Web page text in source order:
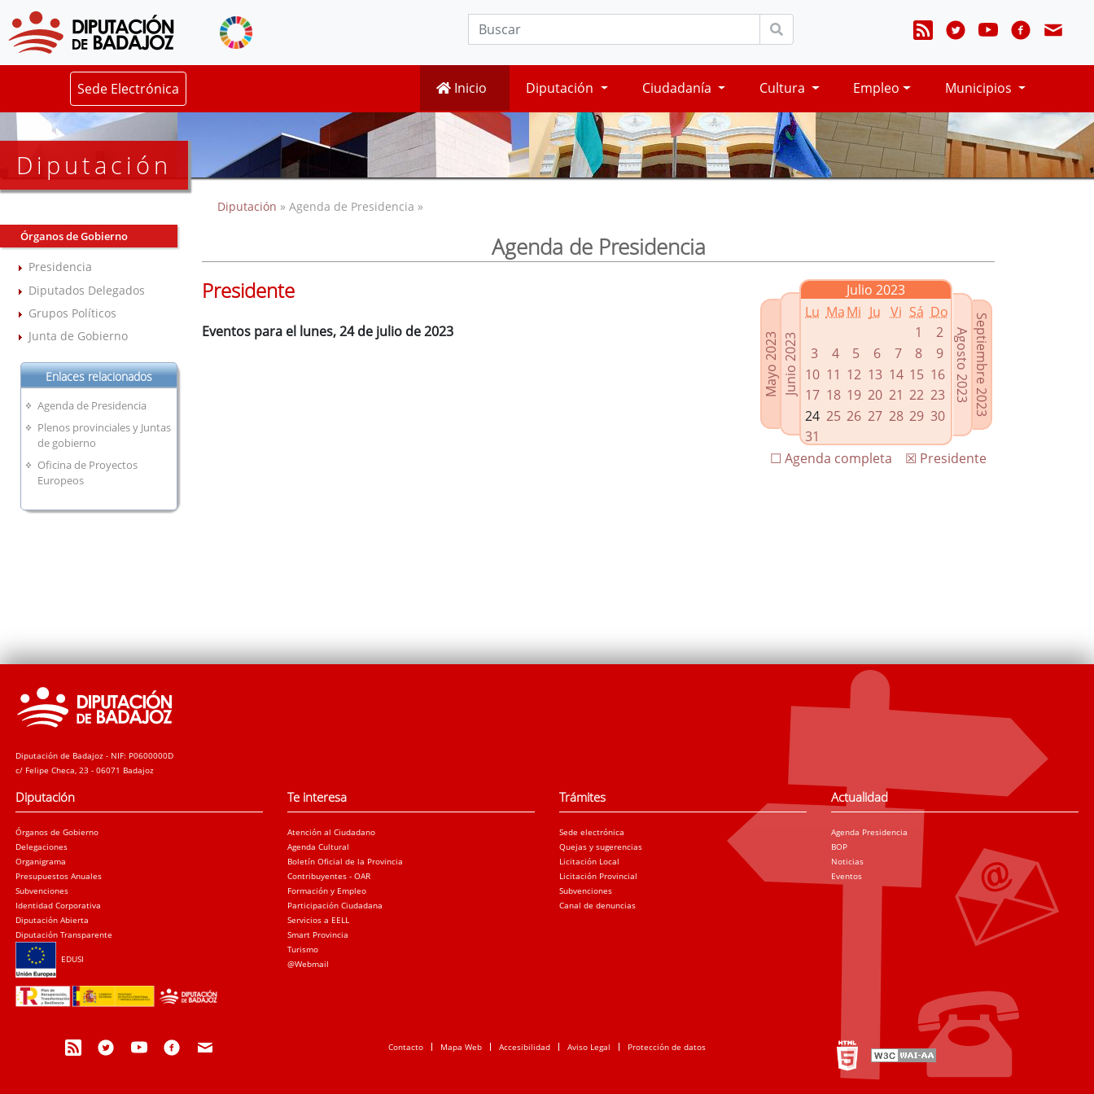
Sede Electrónica Inicio Diputación Ciudadanía Cultura Empleo Municipios
Diputación
Órganos de Gobierno
Presidencia
Diputados Delegados
Grupos Políticos
Junta de Gobierno
Enlaces relacionados
Agenda de Presidencia
Plenos provinciales y Juntas
de gobierno
Oficina de Proyectos
Europeos
Diputación » Agenda de Presidencia »
Agenda de Presidencia
Mayo 2023Junio 2023
Julio 2023
Lu MaMi Ju Vi Sá Do
1
2
3
4 5 6 7 8
9
10 11 12 13 14 15 16
17 18 19 20 21 22 23
24 25 26 27 28 29 30
31
Septiembre 2023
Agosto 2023
☒ Presidente
☐ Agenda completa
Presidente
Eventos para el lunes, 24 de julio de 2023
Diputación de Badajoz - NIF: P0600000D
c/ Felipe Checa, 23 - 06071 Badajoz
Diputación
Órganos de Gobierno
Delegaciones
Organigrama
Presupuestos Anuales
Subvenciones
Identidad Corporativa
Diputación Abierta
Diputación Transparente
EDUSI
Te interesa
Atención al Ciudadano
Agenda Cultural
Boletín Oficial de la Provincia
Contribuyentes - OAR
Formación y Empleo
Participación Ciudadana
Servicios a EELL
Smart Provincia
Turismo
@Webmail
Trámites
Sede electrónica
Quejas y sugerencias
Licitación Local
Licitación Provincial
Subvenciones
Canal de denuncias
Actualidad
Agenda Presidencia
BOP
Noticias
Eventos
Contacto Mapa Web Accesibilidad Aviso Legal Protección de datos